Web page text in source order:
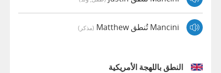
Mancini تُنطق Matthew (مذكر)
النطق باللهجة الأمريكية